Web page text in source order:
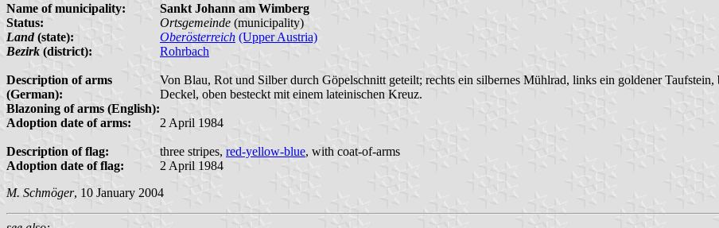
Name of municipality:
Sankt Johann am Wimberg
Status:
Ortsgemeinde (municipality)
Land(state): Oberösterreich (Upper Austria)
Bezirk (district): Rohrbach
Description of arms
(German):
Von Blau, Rot und Silber durch Göpelschnitt geteilt; rechts ein silbernes Mühlrad, links ein goldener Taufstein,
Deckel, oben besteckt mit einem lateinischen Kreuz.
Blazoning of arms (English):
Adoption date of arms:
2 April 1984
Description of flag: three stripes, red-yellow-blue, with coat-of-arms
Adoption date of flag:
2 April 1984
M. Schmöger, 10 January 2004